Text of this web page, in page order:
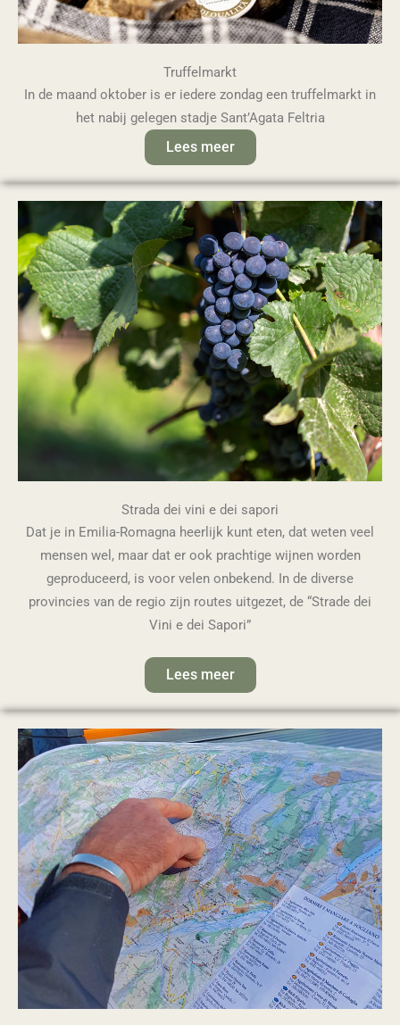
Truffelmarkt
In de maand oktober is er iedere zondag een truffelmarkt in
het nabij gelegen stadje Sant’Agata Feltria
Lees meer
Strada dei vini e dei sapori
Dat je in Emilia-Romagna heerlijk kunt eten, dat weten veel
mensen wel, maar dat er ook prachtige wijnen worden
geproduceerd, is voor velen onbekend. In de diverse
provincies van de regio zijn routes uitgezet, de “Strade dei
Vini e dei Sapori”
Lees meer